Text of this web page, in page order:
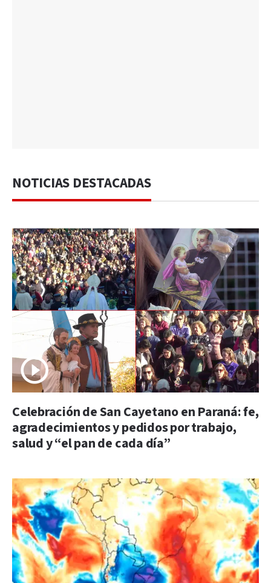
NOTICIAS DESTACADAS
Celebración de San Cayetano en Paraná: fe,
agradecimientos y pedidos por trabajo,
salud y “el pan de cada día”